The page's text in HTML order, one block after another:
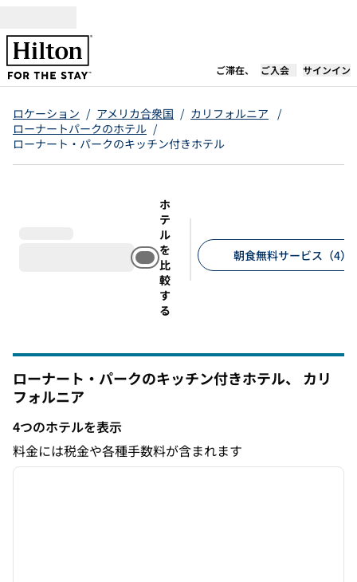
ご滞在、 新しいタブで開
ご入会 サインイン
ロケーション / アメリカ合衆国 / カリフォルニア
/
ローナートパークのホテル /
ローナート・パークのキッチン付きホテル
ホ
テ
ル
を
比
較
す
る
朝食無料サービス（4）
ローナート・パークのキッチン付きホテル、 カリ
フォルニア
4つのホテルを表示
4つのホテルを表示
料金には税金や各種手数料が含まれます
1/12
次の